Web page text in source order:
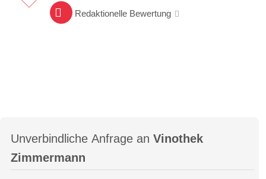
Redaktionelle Bewertung
Unverbindliche Anfrage an Vinothek
Zimmermann